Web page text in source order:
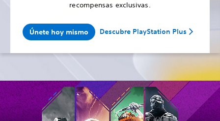
recompensas exclusivas.
Únete hoy mismo Descubre PlayStation Plus